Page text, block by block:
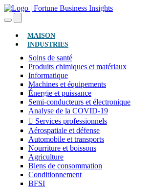
MAISON(ACTUEL)
INDUSTRIES
Soins de santé
Produits chimiques et matériaux
Informatique
Machines et équipements
Énergie et puissance
Semi-conducteurs et électronique
Analyse de la COVID-19
Services professionnels
Aérospatiale et défense
Automobile et transports
Nourriture et boissons
Agriculture
Biens de consommation
Conditionnement
BFSI